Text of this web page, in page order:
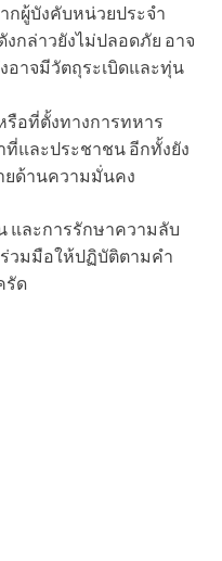
กผู้บังคับหน่วยประจำ
กล่าวยังไม่ปลอดภัย อาจ
อาจมีวัตถุระเบิดและทุ่น
รือที่ตั้งทางการทหาร
ที่และประชาชน อีกทั้งยัง
ยด้านความมั่นคง
และการรักษาความลับ
วมมือให้ปฏิบัติตามคำ
รัด